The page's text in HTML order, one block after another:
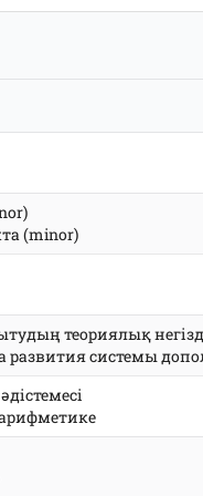
(minor)
теориялық
развития системы